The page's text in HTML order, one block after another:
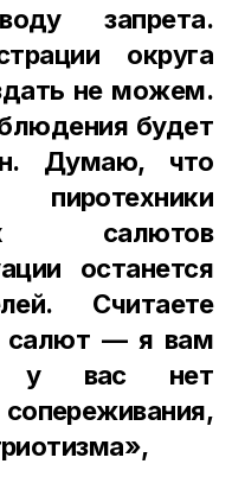
запрета.
округа
не можем.
будет
Думаю, что
салютов
останется
Считаете
салют — я вам
у вас нет